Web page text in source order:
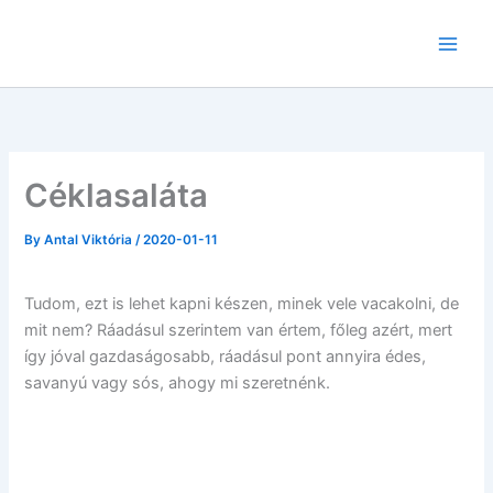
Céklasaláta
ByAntal Viktória/2020-01-11
Tudom, ezt is lehet kapni készen, minek vele vacakolni, de
mit nem? Ráadásul szerintem van értem, főleg azért, mert
így jóval gazdaságosabb, ráadásul pont annyira édes,
savanyú vagy sós, ahogy mi szeretnénk.